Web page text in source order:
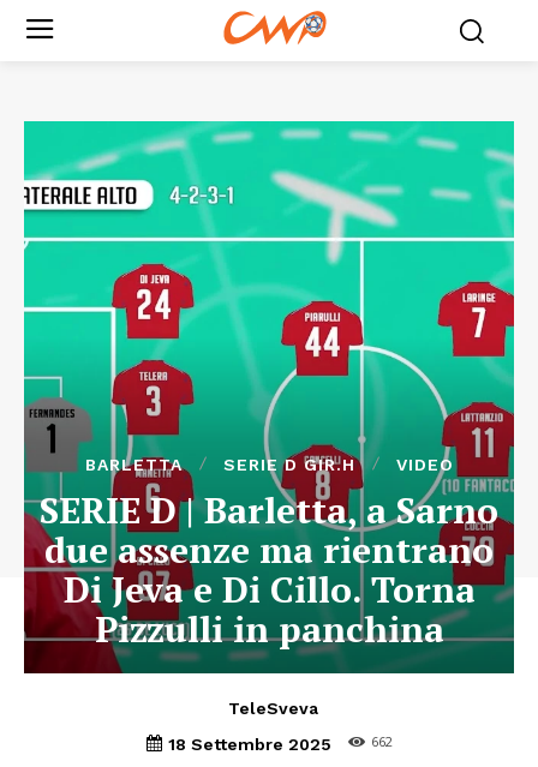
BARLETTA SERIE D GIR.H VIDEO
SERIE D | Barletta, a Sarno
due assenze ma rientrano
Di Jeva e Di Cillo. Torna
Pizzulli in panchina
TeleSveva
18 Settembre 2025
662